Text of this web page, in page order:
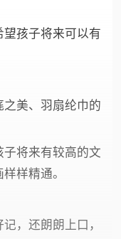
孩子将来可以有
美、羽扇纶巾的
将来有较高的文
样精通。
，还朗朗上口，